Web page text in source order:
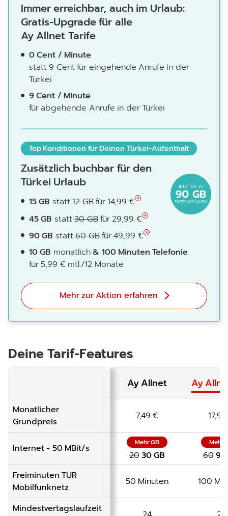
Immer erreichbar, auch im Urlaub:
Gratis-Upgrade für alle
Ay Allnet Tarife
0 Cent / Minute
statt 9 Cent für eingehende Anrufe in der
Türkei
9 Cent / Minute
für abgehende Anrufe in der Türkei
Top Konditionen für Deinen Türkei-Aufenthalt
Zusätzlich buchbar für den
Türkei Urlaub
15 GB statt12 GBfür 14,99 €
45 GB statt30 GBfür 29,99 €
90 GB statt60 GBfür 49,99 €
10 GB monatlich& 100 Minuten Telefonie
für 5,99 € mtl./12 Monate
Mehr zur Aktion erfahren
Deine Tarif-Features
Ay Allnet Ay
Monatlicher
Grundpreis
7,49€
Internet - 50 MBit/s Mehr GB
2030 GB
Mehr
6090
FreiminutenTUR
Mobilfunknetz
50 Minuten 100
Mindestvertagslaufzeit